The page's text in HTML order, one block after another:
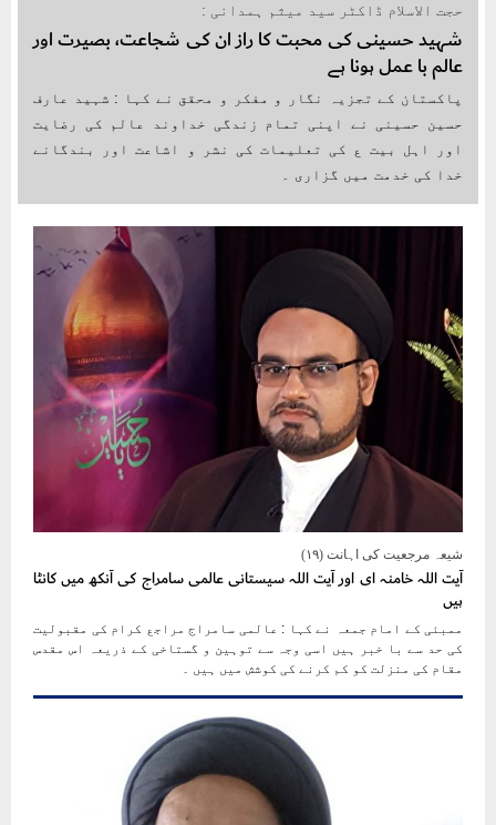
حجت الاسلام ڈاکٹر سید میثم ہمدانی :
شہید حسینی کی محبت کا راز ان کی شجاعت، بصیرت اور
عالم با عمل ہونا ہے
پاکستان کے تجزیہ نگار و مفکر و محقق نے کہا : شہید عارف
حسین حسینی نے اپنی تمام زندگی خداوند عالم کی رضایت
اور اہل بیت ع کی تعلیمات کی نشر و اشاعت اور بندگانے
خدا کی خدمت میں گزاری ۔
شیعہ مرجعیت کی اہانت (۱۹)
آیت اللہ خامنہ ای اور آیت اللہ سیستانی عالمی سامراج کی آنکھ میں کانٹا
ہیں
ممبئی کے امام جمعہ نے کہا : عالمی سامراج مراجع کرام کی مقبولیت
کی حد سے با خبر ہیں اسی وجہ سے توہین و گستاخی کے ذریعہ اس مقدس
مقام کی منزلت کو کم کرنے کی کوشش میں ہیں ۔